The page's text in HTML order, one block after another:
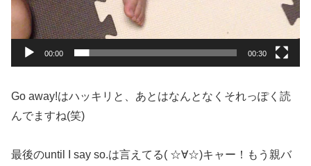
00:00 00:30
Go away!はハッキリと、あとはなんとなくそれっぽく読
んでますね(笑)
最後のuntil I say so.は言えてる( ☆∀☆)キャー！もう親バ